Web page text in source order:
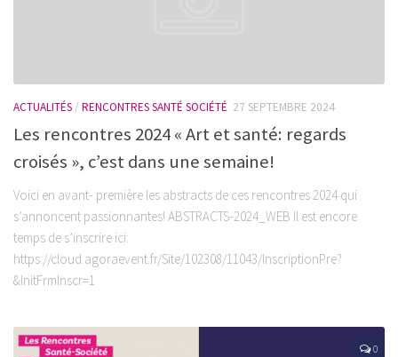
ACTUALITÉS / RENCONTRES SANTÉ SOCIÉTÉ 27 SEPTEMBRE 2024
Les rencontres 2024 « Art et santé: regards
croisés », c’est dans une semaine!
Voici en avant- première les abstracts de ces rencontres 2024 qui
s’annoncent passionnantes! ABSTRACTS-2024_WEB Il est encore
temps de s’inscrire ici:
https://cloud.agoraevent.fr/Site/102308/11043/InscriptionPre?
&InitFrmInscr=1
0